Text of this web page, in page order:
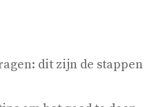
dit zijn de stappen